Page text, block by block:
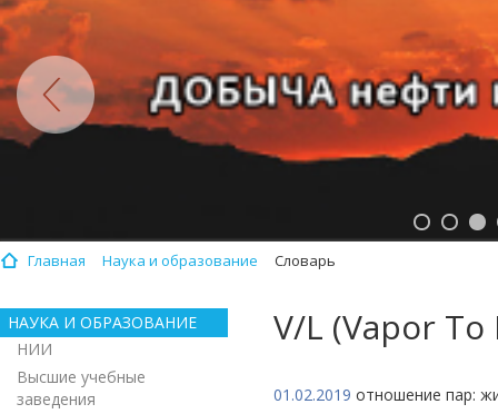
Главная Наука и образование Словарь
НАУКА И ОБРАЗОВАНИЕ
НИИ
Высшие учебные
заведения
V/L (Vapor
01.02.2019 отношение пар: